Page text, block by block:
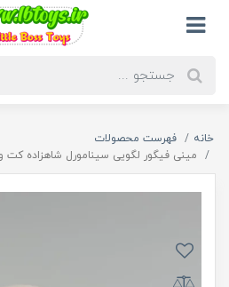
خانه
فهرست محصولات
مینی فیگور لگویی سینامورل شاهزاده کت و